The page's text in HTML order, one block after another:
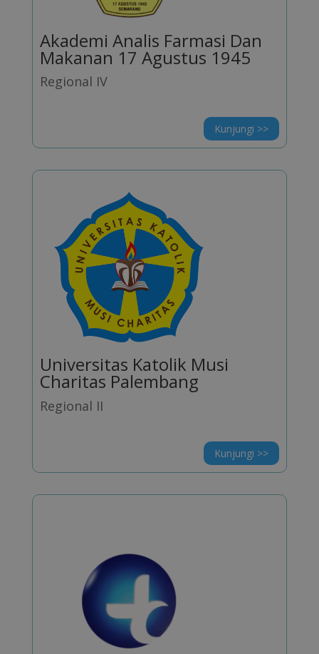
Akademi Analis Farmasi Dan
Makanan 17 Agustus 1945
Regional IV
Kunjungi >>
Universitas Katolik Musi
Charitas Palembang
Regional II
Kunjungi >>